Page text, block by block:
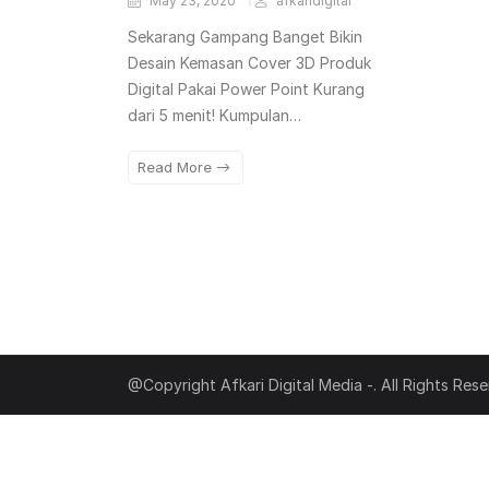
Sekarang Gampang Banget Bikin
Desain Kemasan Cover 3D Produk
Digital Pakai Power Point Kurang
dari 5 menit! Kumpulan…
Read More
@Copyright Afkari Digital Media -. All Rights